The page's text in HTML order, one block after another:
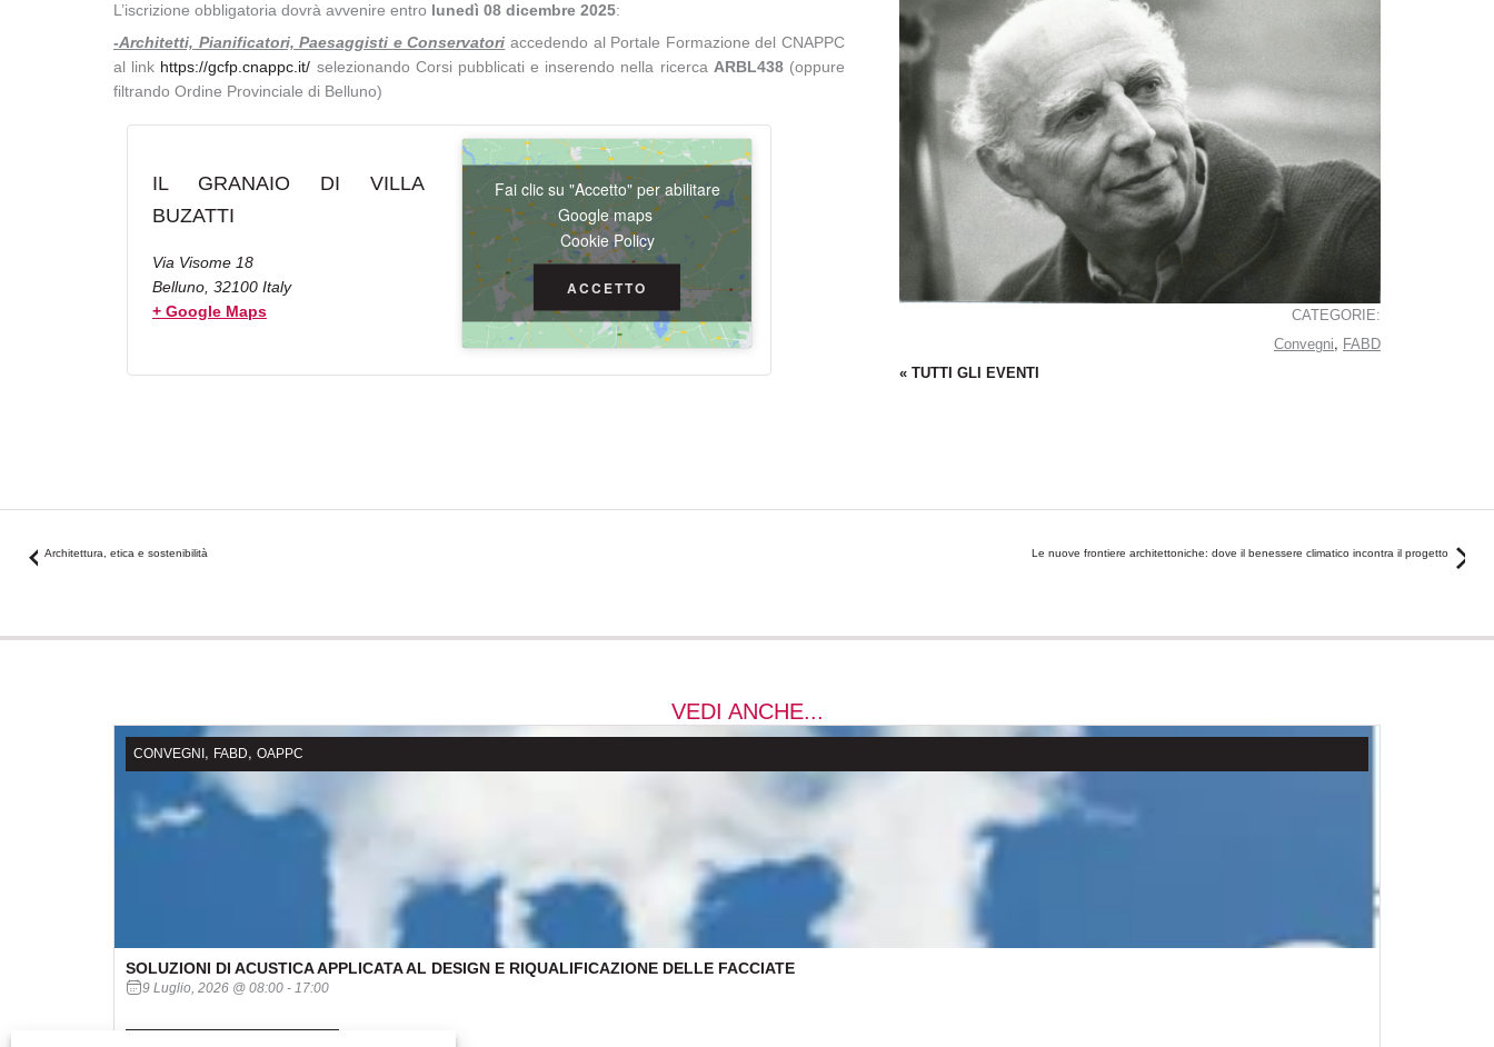
L’iscrizione obbligatoria dovrà avvenire entro lunedì 08 dicembre 2025:
-Architetti, Pianificatori, Paesaggisti e Conservatori accedendo al Portale Formazione del CNAPPC
al link https://gcfp.cnappc.it/ selezionando Corsi pubblicati e inserendo nella ricerca ARBL438(oppure
filtrando Ordine Provinciale di Belluno)
IL GRANAIO DI VILLA
BUZATTI
Via Visome 18
Belluno, 32100 Italy
+ Google Maps
Fai clic su "Accetto" per abilitare
Google maps
Cookie Policy
ACCETTO
CATEGORIE:
Convegni, FABD
« TUTTI GLI EVENTI
Architettura, etica e sostenibilità Le nuove frontiere architettoniche: dove il benessere climatico incontra il progetto
VEDI ANCHE...
CONVEGNI , FABD, OAPPC
SOLUZIONI DI ACUSTICA APPLICATA AL DESIGN E RIQUALIFICAZIONE DELLE FACCIATE
9 Luglio, 2026 @ 08:00 - 17:00